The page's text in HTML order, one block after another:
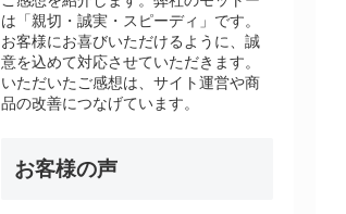
は「親切・誠実・スピーディ」です。
お客様にお喜びいただけるように、誠
意を込めて対応させていただきます。
いただいたご感想は、サイト運営や商
品の改善につなげています。
お客様の声